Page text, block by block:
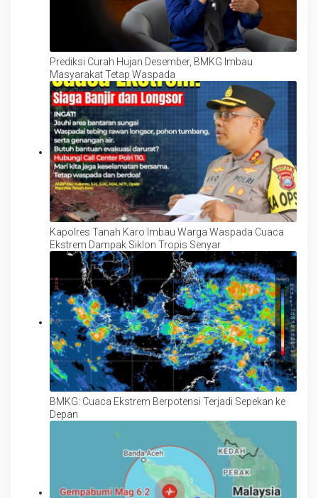
Prediksi Curah Hujan Desember, BMKG Imbau
Masyarakat Tetap Waspada
Kapolres Tanah Karo Imbau Warga Waspada Cuaca
Ekstrem Dampak Siklon Tropis Senyar
BMKG: Cuaca Ekstrem Berpotensi Terjadi Sepekan ke
Depan